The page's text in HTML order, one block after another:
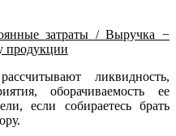
затраты / Выручка −
продукции
ликвидность,
оборачиваемость ее
если собираетесь брать